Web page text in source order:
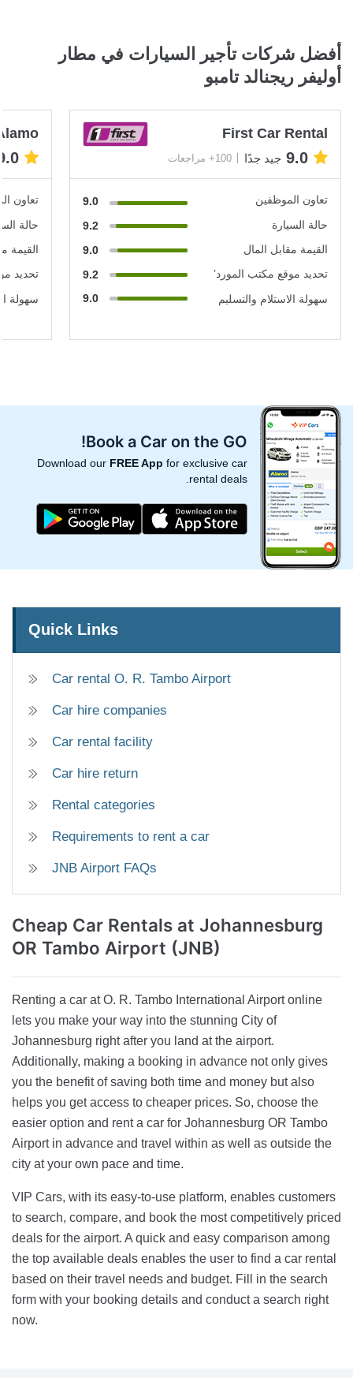
أفضل شركات تأجير السيارات في مطار
أوليفر ريجنالد تامبو
First Car Rental
9.0 جيد جدًا 100+ مراجعات
تعاون الموظفين
9.0
حالة السيارة
9.2
القيمة مقابل المال
9.0
تحديد موقع مكتب المورد’
9.2
سهولة الاستلام والتسليم
9.0
تعاون
حالة
القيمة
تحديد
سهولة
Book a Car on the GO!
Download our FREE App for exclusive car
rental deals.
Quick Links
Car rental O. R. Tambo Airport
Car hire companies
Car rental facility
Car hire return
Rental categories
Requirements to rent a car
JNB Airport FAQs
Cheap Car Rentals at Johannesburg
OR Tambo Airport (JNB)
Renting a car at O. R. Tambo International Airport online
lets you make your way into the stunning City of
Johannesburg right after you land at the airport.
Additionally, making a booking in advance not only gives
you the benefit of saving both time and money but also
helps you get access to cheaper prices. So, choose the
easier option and rent a car for Johannesburg OR Tambo
Airport in advance and travel within as well as outside the
city at your own pace and time.
VIP Cars, with its easy-to-use platform, enables customers
to search, compare, and book the most competitively priced
deals for the airport. A quick and easy comparison among
the top available deals enables the user to find a car rental
based on their travel needs and budget. Fill in the search
form with your booking details and conduct a search right
now.